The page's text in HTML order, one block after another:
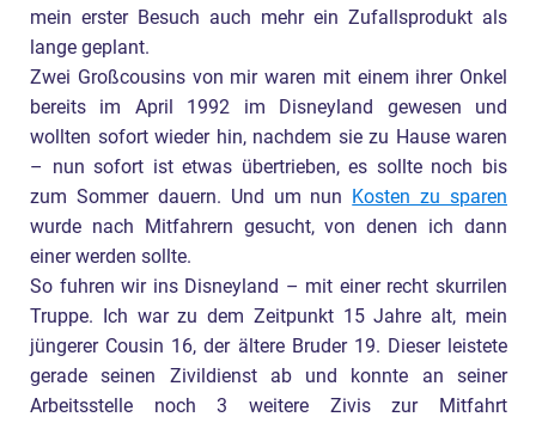
mein erster Besuch auch mehr ein Zufallsprodukt als
lange geplant.
Zwei Großcousins von mir waren mit einem ihrer Onkel
bereits im April 1992 im Disneyland gewesen und
wollten sofort wieder hin, nachdem sie zu Hause waren
– nun sofort ist etwas übertrieben, es sollte noch bis
zum Sommer dauern. Und um nun Kosten zu sparen
wurde nach Mitfahrern gesucht, von denen ich dann
einer werden sollte.
So fuhren wir ins Disneyland – mit einer recht skurrilen
Truppe. Ich war zu dem Zeitpunkt 15 Jahre alt, mein
jüngerer Cousin 16, der ältere Bruder 19. Dieser leistete
gerade seinen Zivildienst ab und konnte an seiner
Arbeitsstelle noch 3 weitere Zivis zur Mitfahrt